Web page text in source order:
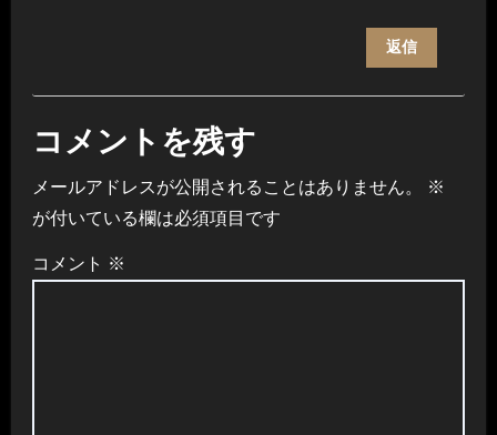
返信
コメントを残す
メールアドレスが公開されることはありません。
※
が付いている欄は必須項目です
コメント ※